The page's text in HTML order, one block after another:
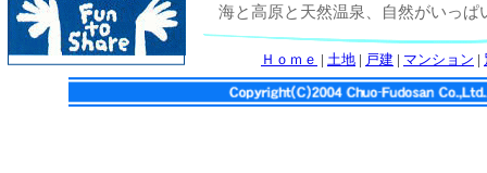
海と高原と天然温泉、自然がいっ
Ｈｏｍｅ | 土地 | 戸建 | マンション |